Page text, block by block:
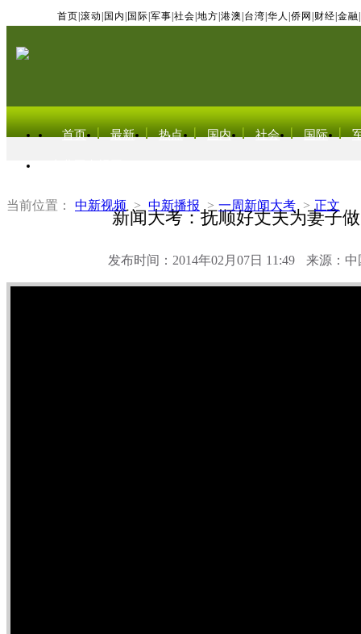
首页 滚动 国内 国际 军事 社会 地方 港澳 台湾 华人 侨网 财经 金融
首页 最新 热点 国内 社会 国际
当前位置： 中新视频 > 中新播报 > 一周新闻大考 > 正文
新闻大考：抚顺好丈夫为妻子
发布时间：2014年02月07日 11:49 来源：中